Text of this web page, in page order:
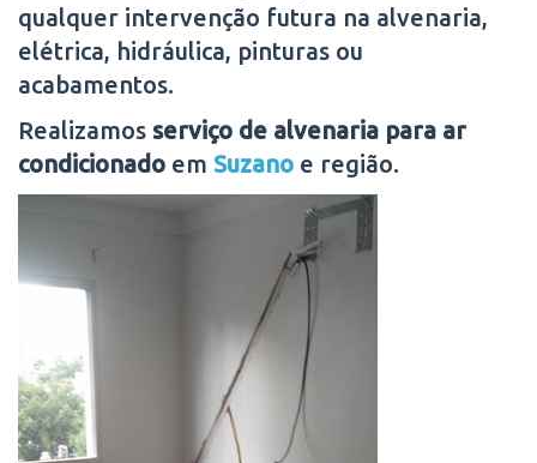
qualquer intervenção futura na alvenaria,
elétrica, hidráulica, pinturas ou
acabamentos.
Realizamos serviço de alvenaria para ar
condicionado em Suzano e região.